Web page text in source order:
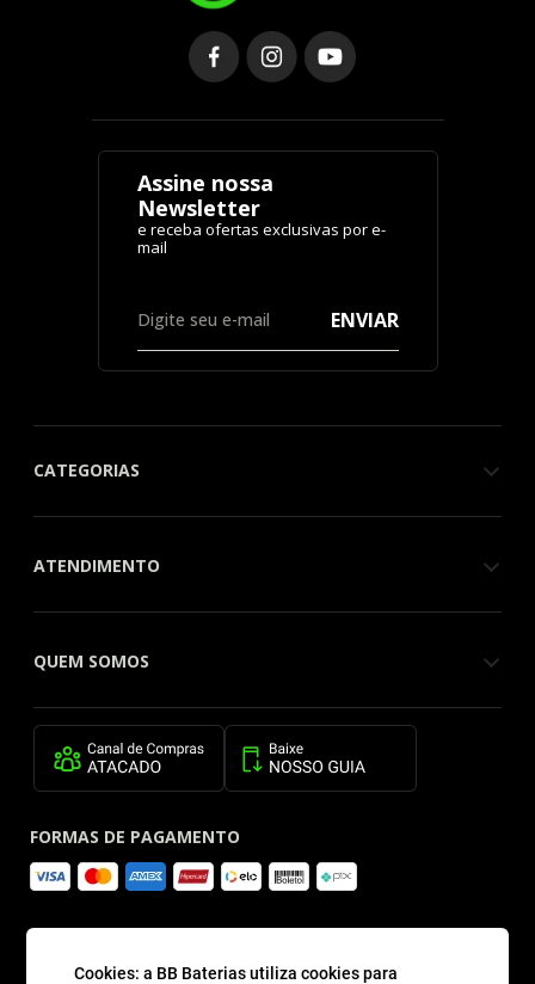
Cookies: a BB Baterias utiliza cookies para
Assine nossa
Newsletter
ENVIAR
CATEGORIAS
ATENDIMENTO
QUEM SOMOS
FORMAS DE PAGAMENTO
SITE SEGURO